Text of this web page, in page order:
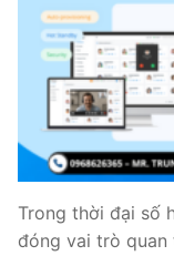
Trong thời đại số
đóng vai trò